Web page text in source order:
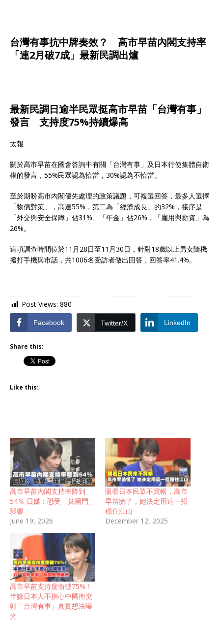
台灣有事抗中牌奏效？ 高市早苗內閣支持率
「連2月破7成」最新民調出爐
最新民調日逾半民眾挺高市早苗「台灣有事」
發言 支持度75%持續爆高
太報
關於高市早苗在國會答詢中有關「台灣有事」及日本行使集體自衛
權的發言，55%民眾認為恰當，30%認為不恰當。
至於期盼高市內閣優先處理的政策議題，可複選回答，最多人選擇
「物價對策」，高達55%，第二為「經濟成長」的32%，接序是
「外交與安全保障」佔31%、「年金」佔26%，「雇用與薪資」為
26%。
這項調查時間位於11月28日至11月30日，針對18歲以上男女隨機
撥打手機與市話，共1006名受訪者做出回答，回答率41.4%。
Post Views: 880
Facebook Twitter/X LinkedIn
Share this:
Like this:
高市早苗內閣支持率降到
54％ 日媒：恐受「抹黑門」
影響
June 19, 2026
眼看日本民眾不買帳，高市
早苗慌了，她決定用這一招
穩住江山
December 12, 2025
高市早苗支持度衝破75%！
半數日本人不擔心中國衝突
對「台灣有事」真實想法曝
光